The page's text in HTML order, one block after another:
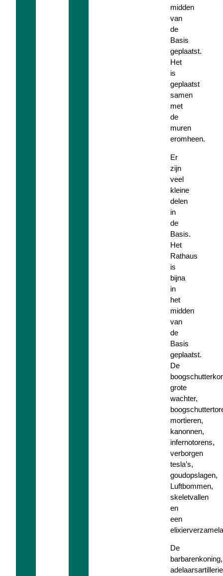
midden
van
de
Basis
geplaatst.
Het
is
geplaatst
samen
met
de
muren
eromheen.
Er
zijn
veel
kleine
delen
in
de
Basis.
Het
Rathaus
is
bijna
in
het
midden
van
de
Basis
geplaatst.
De
grote
wachter,
mortieren,
kanonnen,
infernotorens,
verborgen
tesla’s,
goudopslagen,
Luftbommen,
skeletvallen
en
een
De
barbarenkoning,